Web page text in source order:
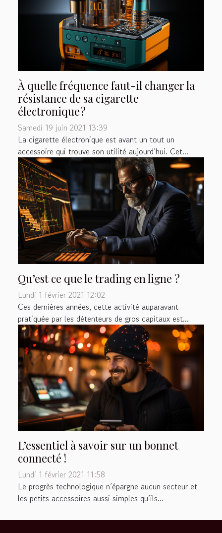
À quelle fréquence faut-il changer la
résistance de sa cigarette
électronique ?
Samedi 19 juin 2021 13:39
La cigarette électronique est avant un tout un
accessoire qui trouve son utilité aujourd’hui. Cet...
Qu’est ce que le trading en ligne ?
Lundi 1 février 2021 12:02
Ces dernières années, cette activité auparavant
pratiquée par les détenteurs de gros capitaux est...
L’essentiel à savoir sur un bonnet
connecté !
Lundi 1 février 2021 11:58
Le progrès technologique n’épargne aucun secteur et
les petits accessoires aussi simples qu’ils...